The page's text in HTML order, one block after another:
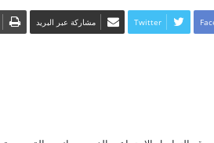
Twitter مشاركة عبر البريد